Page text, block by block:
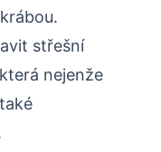
střešní
nejenže